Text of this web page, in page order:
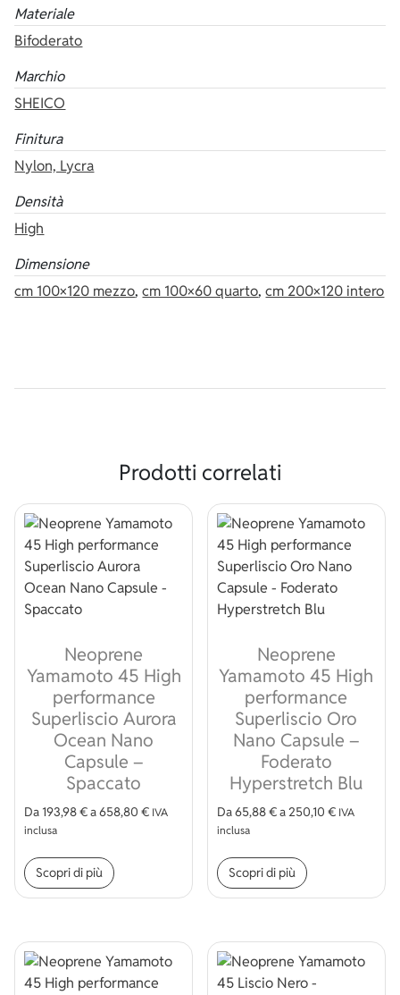
Materiale
Bifoderato
Marchio
SHEICO
Finitura
Nylon, Lycra
Densità
High
Dimensione
cm 100×120 mezzo,cm 100×60 quarto,cm 200×120 intero
Prodotti correlati
Neoprene
Yamamoto 45 High
performance
Superliscio Aurora
Ocean Nano
Capsule –
Spaccato
Da 193,98€a658,80€ IVA
inclusa
Scopri di più
Questo prodotto ha più varianti. Le opzioni
Neoprene
Yamamoto 45 High
performance
Superliscio Oro
Nano Capsule –
Foderato
Hyperstretch Blu
Da65,88€a250,10€ IVA
inclusa
Scopri di più